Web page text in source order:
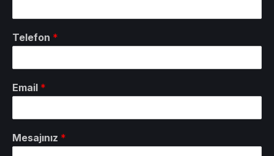
Telefon *
Email *
Mesajınız *